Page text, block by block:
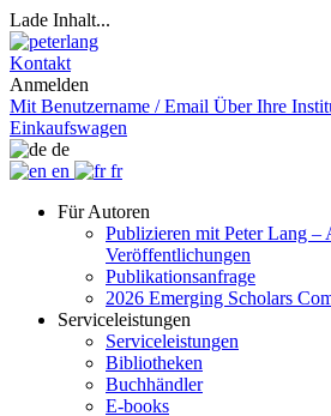
Lade Inhalt...
Kontakt
Anmelden
Mit Benutzername / Email Über Ihre
Einkaufswagen
de
en
fr
Für Autoren
Publizieren mit Peter Lang –
Veröffentlichungen
Publikationsanfrage
2026 Emerging Scholars
Serviceleistungen
Serviceleistungen
Bibliotheken
Buchhändler
E-books